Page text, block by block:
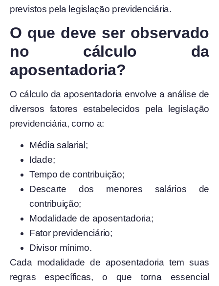
previstos pela legislação previdenciária.
O que deve ser observado
no cálculo da
aposentadoria?
O cálculo da aposentadoria envolve a análise de
diversos fatores estabelecidos pela legislação
previdenciária, como a:
Média salarial;
Idade;
Tempo de contribuição;
Descarte dos menores salários de
contribuição;
Modalidade de aposentadoria;
Fator previdenciário;
Divisor mínimo.
Cada modalidade de aposentadoria tem suas
regras específicas, o que torna essencial